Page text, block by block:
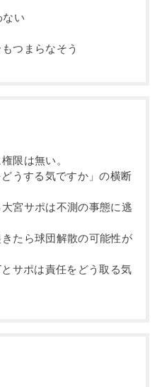
ない
つまらなそう
限は無い。
うする気ですか」の横断
宮サポは不測の事態に逃
たら球団解散の可能性が
サポは責任をどう取る気